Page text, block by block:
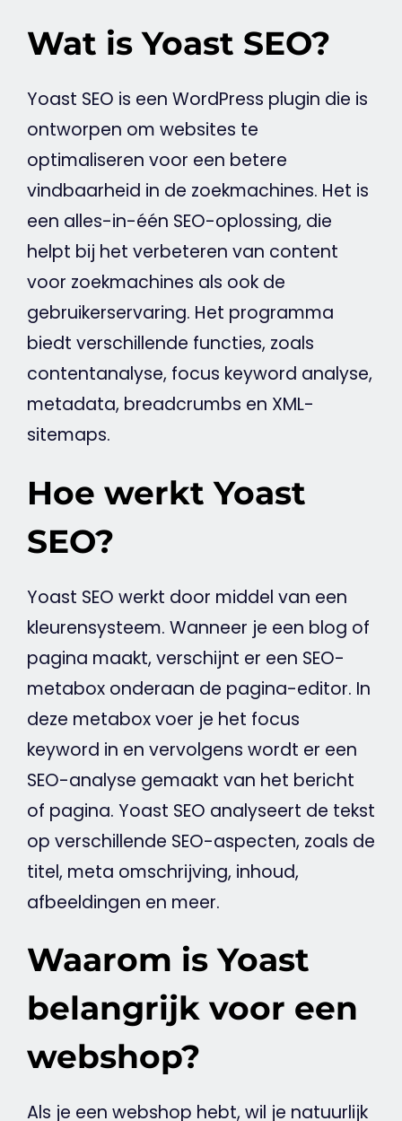
Wat is Yoast SEO?
Yoast SEO is een WordPress plugin die is
ontworpen om websites te
optimaliseren voor een betere
vindbaarheid in de zoekmachines. Het is
een alles-in-één SEO-oplossing, die
helpt bij het verbeteren van content
voor zoekmachines als ook de
gebruikerservaring. Het programma
biedt verschillende functies, zoals
contentanalyse, focus keyword analyse,
metadata, breadcrumbs en XML-
sitemaps.
Hoe werkt Yoast
SEO?
Yoast SEO werkt door middel van een
kleurensysteem. Wanneer je een blog of
pagina maakt, verschijnt er een SEO-
metabox onderaan de pagina-editor. In
deze metabox voer je het focus
keyword in en vervolgens wordt er een
SEO-analyse gemaakt van het bericht
of pagina. Yoast SEO analyseert de tekst
op verschillende SEO-aspecten, zoals de
titel, meta omschrijving, inhoud,
afbeeldingen en meer.
Waarom is Yoast
belangrijk voor een
webshop?
Als je een webshop hebt, wil je natuurlijk